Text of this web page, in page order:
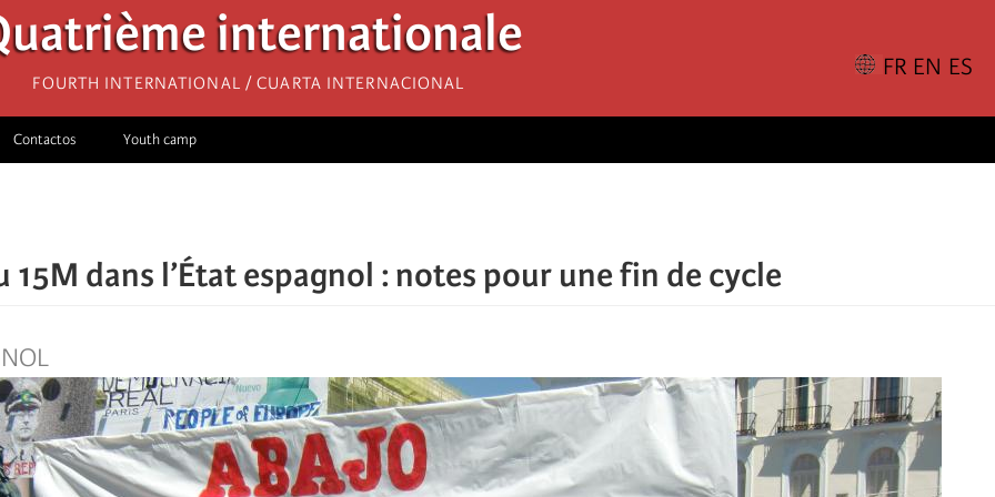
internationale
Fourth International / Cuarta Internacional
Contactos Youth camp
15M dans l’État espagnol : notes pour une fin de cycle